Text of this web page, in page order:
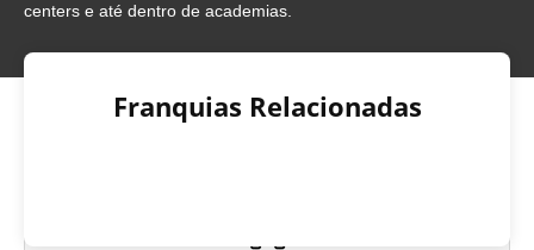
centers e até dentro de academias.
Franquias Relacionadas